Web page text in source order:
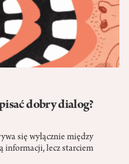
dobry dialog?
się wyłącznie między
informacji, lecz starciem